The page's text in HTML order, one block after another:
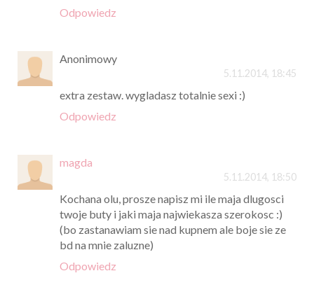
Odpowiedz
Anonimowy
5.11.2014, 18:45
extra zestaw. wygladasz totalnie sexi :)
Odpowiedz
magda
5.11.2014, 18:50
Kochana olu, prosze napisz mi ile maja dlugosci
twoje buty i jaki maja najwiekasza szerokosc :)
(bo zastanawiam sie nad kupnem ale boje sie ze
bd na mnie zaluzne)
Odpowiedz